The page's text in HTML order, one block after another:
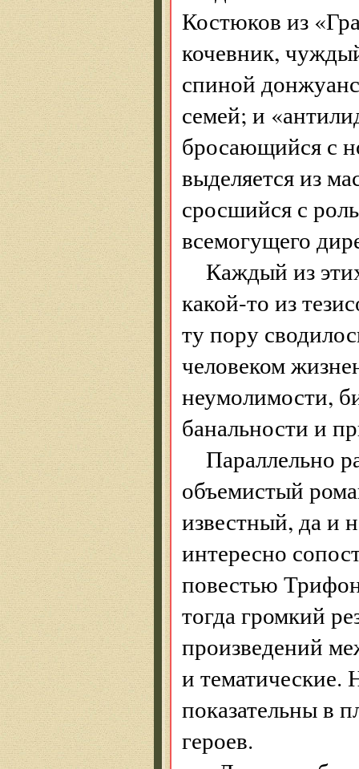
Костюков из
кочевник,
спиной
семей; и
бросающийся с
выделяется из
сросшийся с
всемогущего
Каждый из
какой-то из
ту пору
человеком
неумолимости,
банальности и
Параллельно
объемистый
известный, да и
интересно
повестью
тогда громкий
произведений
и тематические.
показательны в
героев.